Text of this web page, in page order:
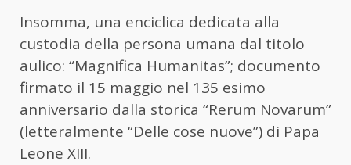
Insomma, una enciclica dedicata alla
custodia della persona umana dal titolo
aulico: “Magnifica Humanitas”; documento
firmato il 15 maggio nel 135 esimo
anniversario dalla storica “Rerum Novarum”
(letteralmente “Delle cose nuove”) di Papa
Leone XIII.